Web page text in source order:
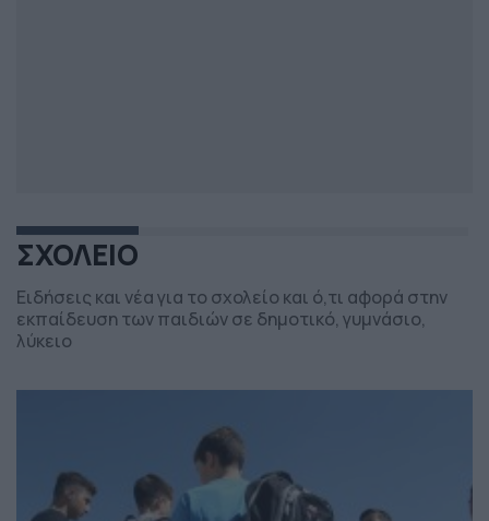
ΣΧΟΛΕΙΟ
Ειδήσεις και νέα για το σχολείο και ό,τι αφορά στην
εκπαίδευση των παιδιών σε δημοτικό, γυμνάσιο,
λύκειο